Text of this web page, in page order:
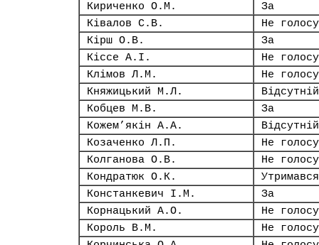
Кириченко О.М.
За
Ківалов С.В.
Не
Кірш О.В.
За
Кіссе А.І.
Не
Клімов Л.М.
Не
Княжицький М.Л.
Відсутній
Кобцев М.В.
За
Кожем’якін А.А.
Відсутній
Козаченко Л.П.
Не
Колганова О.В.
Не
Кондратюк О.К.
Утримався
Констанкевич І.М.
За
Корнацький А.О.
Не
Король В.М.
Не